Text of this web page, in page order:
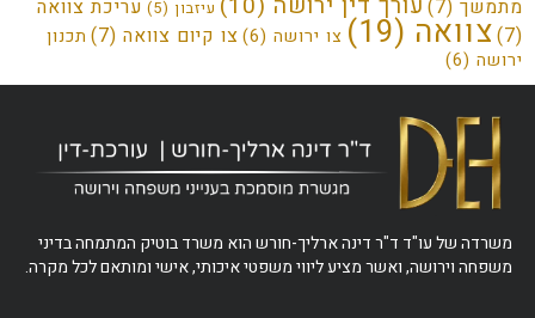
מתמשך(7) עיזבון(5)
עריכת צוואה
צוואה(19) צו ירושה(6) צו קיום צוואה(7)
תכנון
ירושה(6)
משרדה של עו"ד ד"ר דינה ארליך-חורש הוא משרד בוטיק המתמחה בדיני
משפחה וירושה, ואשר מציע ליווי משפטי איכותי, אישי ומותאם לכל מקרה.